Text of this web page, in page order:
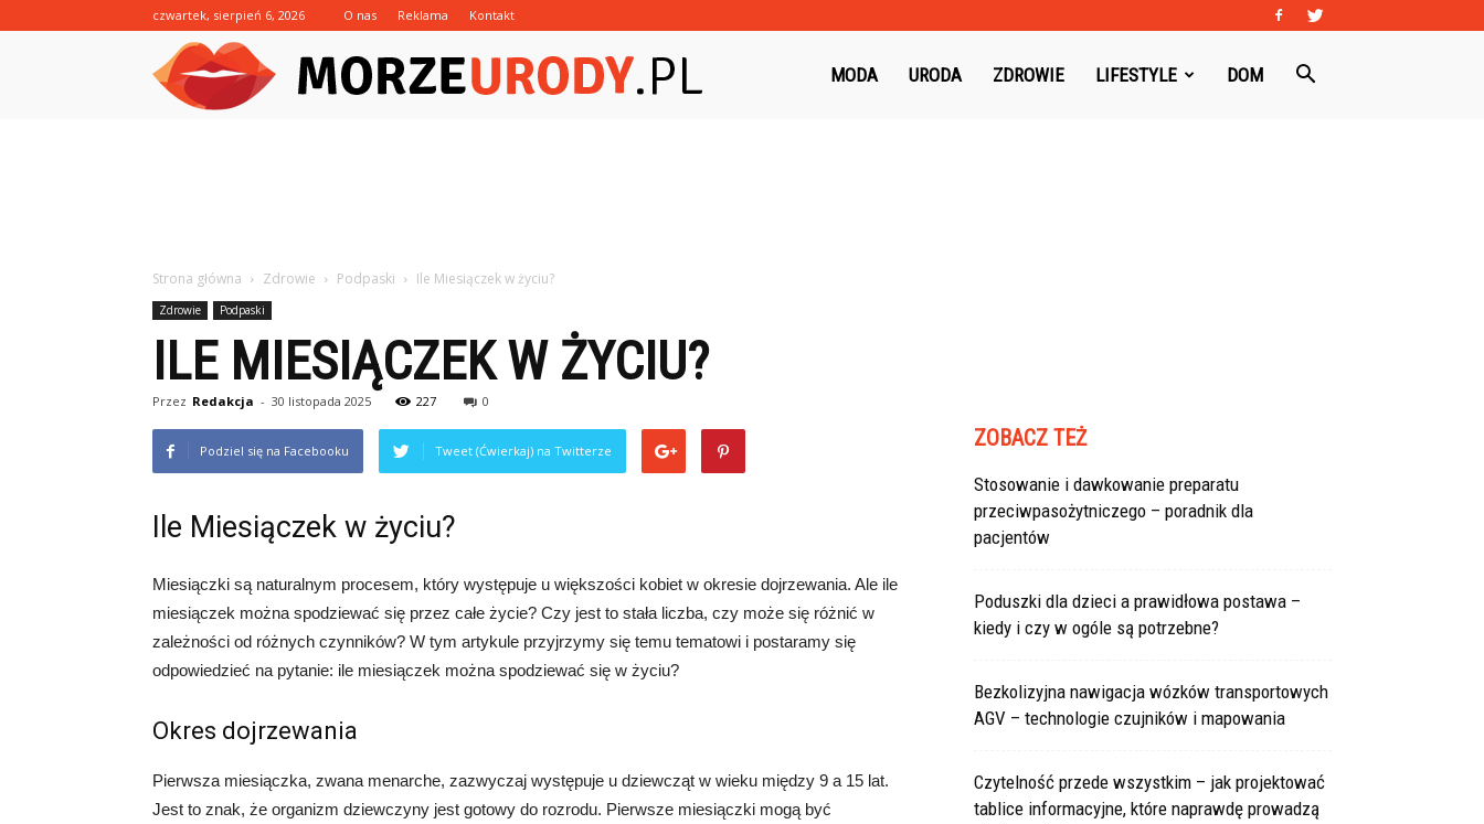
czwartek, sierpień 6, 2026 O nas Reklama Kontakt
MODA URODA ZDROWIE LIFESTYLE DOM
Strona główna Zdrowie Podpaski Ile Miesiączek w życiu?
Zdrowie Podpaski
ILE MIESIĄCZEK W ŻYCIU?
Przez Redakcja - 30 listopada 2025 227 0
Podziel się na Facebooku Tweet (Ćwierkaj) na Twitterze
Ile Miesiączek w życiu?
Miesiączki są naturalnym procesem, który występuje u większości kobiet w okresie dojrzewania. Ale ile
miesiączek można spodziewać się przez całe życie? Czy jest to stała liczba, czy może się różnić w
zależności od różnych czynników? W tym artykule przyjrzymy się temu tematowi i postaramy się
odpowiedzieć na pytanie: ile miesiączek można spodziewać się w życiu?
Okres dojrzewania
Pierwsza miesiączka, zwana menarche, zazwyczaj występuje u dziewcząt w wieku między 9 a 15 lat.
Jest to znak, że organizm dziewczyny jest gotowy do rozrodu. Pierwsze miesiączki mogą być
ZOBACZ TEŻ
Stosowanie i dawkowanie preparatu
przeciwpasożytniczego – poradnik dla
pacjentów
Poduszki dla dzieci a prawidłowa postawa –
kiedy i czy w ogóle są potrzebne?
Bezkolizyjna nawigacja wózków transportowych
AGV – technologie czujników i mapowania
Czytelność przede wszystkim – jak projektować
tablice informacyjne, które naprawdę prowadzą